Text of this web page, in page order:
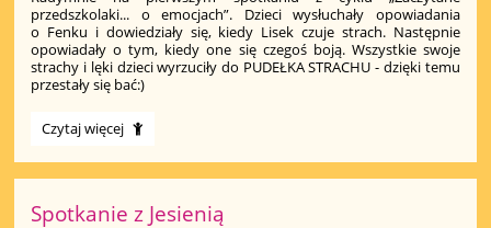
przedszkolaki... o emocjach”. Dzieci wysłuchały opowiadania
o Fenku i dowiedziały się, kiedy Lisek czuje strach. Następnie
opowiadały o tym, kiedy one się czegoś boją. Wszystkie swoje
strachy i lęki dzieci wyrzuciły do PUDEŁKA STRACHU - dzięki temu
przestały się bać:)
Zaczytane
Czytaj więcej
Spotkanie z Jesienią